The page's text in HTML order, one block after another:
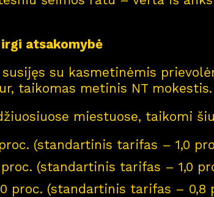
Nau
atsakomybė
su kasmetinėmis
taikomas metinis NT
miestuose, taikomi
(standartinis tarifas – 1,0
proc. (standartinis tarifas – 1,0
proc. (standartinis tarifas – 0,8